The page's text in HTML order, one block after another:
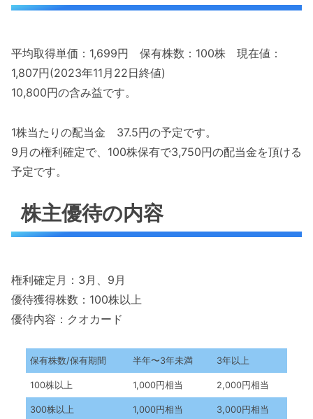
平均取得単価：1,699円 保有株数：100株 現在値：
1,807円(2023年11月22日終値)
10,800円の含み益です。
1株当たりの配当金 37.5円の予定です。
9月の権利確定で、100株保有で3,750円の配当金を頂ける
予定です。
株主優待の内容
権利確定月：3月、9月
優待獲得株数：100株以上
優待内容：クオカード
保有株数/保有期間 半年〜3年未満 3年以上
100株以上 1,000円相当 2,000円相当
300株以上 1,000円相当 3,000円相当